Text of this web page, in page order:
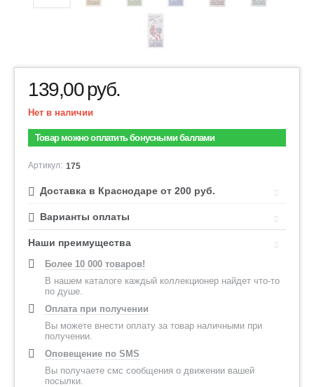
139,00руб.
Нет в наличии
Товар можно оплатить бонусными баллами
Артикул: 175
Доставка в Краснодаре от 200 руб.
Варианты оплаты
Наши преимущества
Более 10 000 товаров!
В нашем каталоге каждый коллекционер найдет что-то
по душе.
Оплата при получении
Вы можете внести оплату за товар наличными при
получении.
Оповещение по SMS
Вы получаете смс сообщения о движении вашей
посылки.